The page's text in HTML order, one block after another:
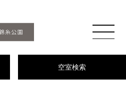
空室検索